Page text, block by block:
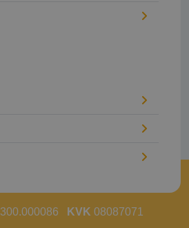
300.000086 KVK 08087071